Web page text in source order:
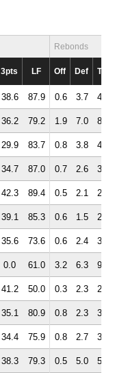
Rebonds
3pts LF Off Def Tot
38.6 87.9 0.6 3.7 4.3
36.2 79.2 1.9 7.0 8.9
29.9 83.7 0.8 3.8 4.6
34.7 87.0 0.7 2.6 3.3
42.3 89.4 0.5 2.1 2.5
39.1 85.3 0.6 1.5 2.1
35.6 73.6 0.6 2.4 3.1
0.0 61.0 3.2 6.3 9.4
41.2 50.0 0.3 2.3 2.5
35.1 80.9 0.8 2.3 3.1
34.4 75.9 0.8 2.7 3.6
38.3 79.3 0.5 5.0 5.5